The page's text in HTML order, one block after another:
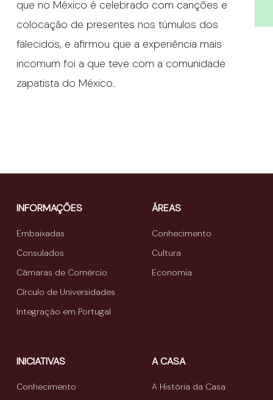
que no México é celebrado com canções e
colocação de presentes nos túmulos dos
falecidos, e afirmou que a experiência mais
incomum foi a que teve com a comunidade
zapatista do México.
INFORMAÇÕES
Embaixadas
Consulados
Câmaras de Comércio
Círculo de Universidades
Integração em Portugal
ÁREAS
Conhecimento
Cultura
Economia
INICIATIVAS
Conhecimento
A CASA
A História da Casa